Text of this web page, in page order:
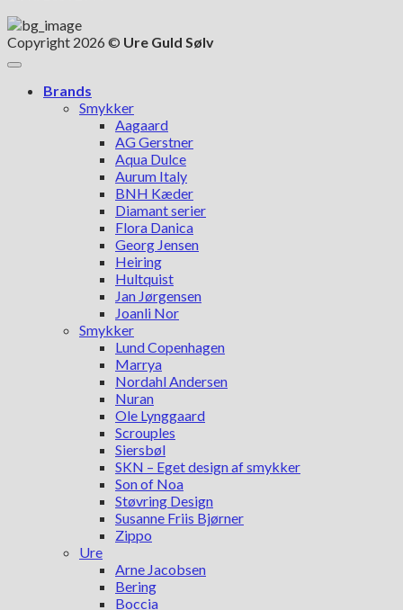
Copyright 2026 © Ure Guld Sølv
Brands
Smykker
Aagaard
AG Gerstner
Aqua Dulce
Aurum Italy
BNH Kæder
Diamant serier
Flora Danica
Georg Jensen
Heiring
Hultquist
Jan Jørgensen
Joanli Nor
Smykker
Lund Copenhagen
Marrya
Nordahl Andersen
Nuran
Ole Lynggaard
Scrouples
Siersbøl
SKN – Eget design af smykker
Son of Noa
Støvring Design
Susanne Friis Bjørner
Zippo
Ure
Arne Jacobsen
Bering
Boccia